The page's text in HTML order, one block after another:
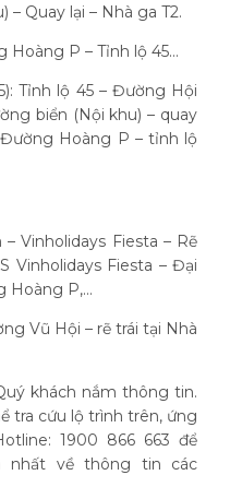
Quay lại – Nhà ga T2.
Hoàng P – Tỉnh lộ 45...
Tỉnh lộ 45 – Đường Hội
biển (Nội khu) – quay
Đường Hoàng P – tỉnh lộ
Vinholidays Fiesta – Rẽ
Vinholidays Fiesta – Đại
Hoàng P,...
Vũ Hội – rẽ trái tại Nhà
khách nắm thông tin.
tra cứu lộ trình trên, ứng
1900 866 663 để
nhất về thông tin các